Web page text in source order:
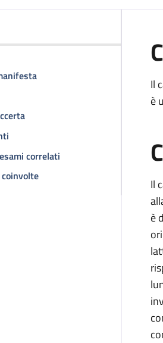
pagina Carcinoma infiltrante della
della pagina Carcinoma
pagina Carcinoma infiltrante della
della pagina Carcinoma
correlati della pagina
della pagina Carcinoma
Il
è
Il
è